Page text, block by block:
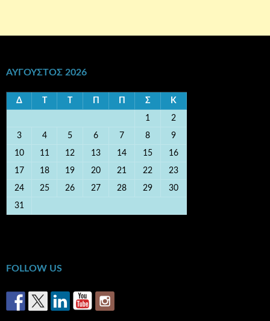
ΑΎΓΟΥΣΤΟΣ 2026
Δ Σ Κ
1 2
3 4 5 6 7 8 9
10 11 12 13 14 15 16
17 18 19 20 21 22 23
24 25 26 27 28 29 30
31
FOLLOW US